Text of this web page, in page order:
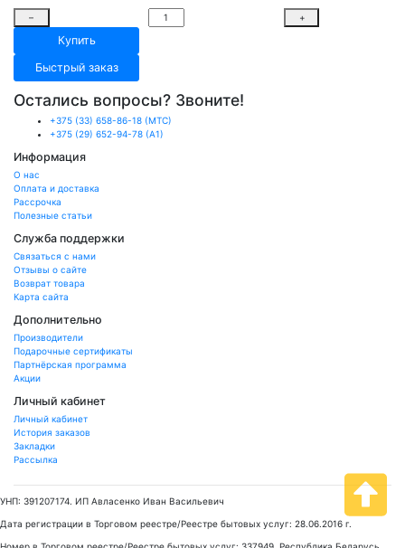
– +
Купить
Быстрый заказ
Остались вопросы? Звоните!
+375 (33) 658-86-18 (МТС)
+375 (29) 652-94-78 (A1)
Информация
О нас
Оплата и доставка
Рассрочка
Полезные статьи
Служба поддержки
Связаться с нами
Отзывы о сайте
Возврат товара
Карта сайта
Дополнительно
Производители
Подарочные сертификаты
Партнёрская программа
Акции
Личный кабинет
Личный кабинет
История заказов
Закладки
Рассылка
УНП: 391207174. ИП Авласенко Иван Васильевич
Дата регистрации в Торговом реестре/Реестре бытовых услуг: 28.06.2016 г.
Номер в Торговом реестре/Реестре бытовых услуг: 337949, Республика Беларусь